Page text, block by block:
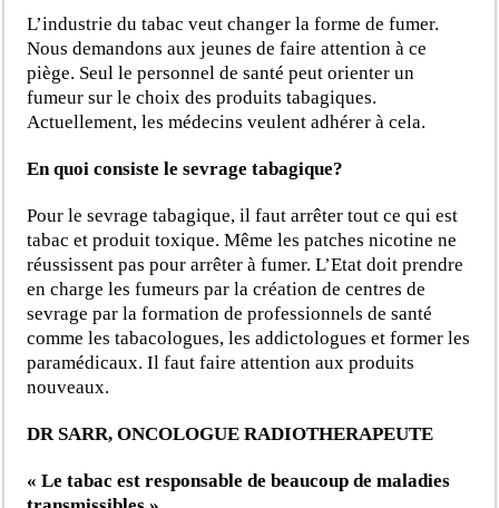
L’industrie du tabac veut changer la forme de fumer.
Nous demandons aux jeunes de faire attention à ce
piège. Seul le personnel de santé peut orienter un
fumeur sur le choix des produits tabagiques.
Actuellement, les médecins veulent adhérer à cela.
En quoi consiste le sevrage tabagique?
Pour le sevrage tabagique, il faut arrêter tout ce qui est
tabac et produit toxique. Même les patches nicotine ne
réussissent pas pour arrêter à fumer. L’Etat doit prendre
en charge les fumeurs par la création de centres de
sevrage par la formation de professionnels de santé
comme les tabacologues, les addictologues et former les
paramédicaux. Il faut faire attention aux produits
nouveaux.
DR SARR, ONCOLOGUE RADIOTHERAPEUTE
« Le tabac est responsable de beaucoup de maladies